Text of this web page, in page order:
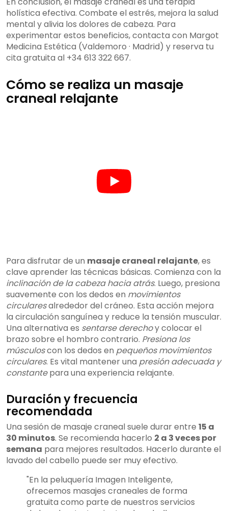
holística efectiva. Combate el estrés, mejora la salud
mental y alivia los dolores de cabeza. Para
experimentar estos beneficios, contacta con Margot
Medicina Estética (Valdemoro · Madrid) y reserva tu
cita gratuita al +34 613 322 667.
Cómo se realiza un masaje
craneal relajante
Para disfrutar de un masaje craneal relajante, es
clave aprender las técnicas básicas. Comienza con la
inclinación de la cabeza hacia atrás. Luego, presiona
suavemente con los dedos en movimientos
circularesalrededor del cráneo. Esta acción mejora
la circulación sanguínea y reduce la tensión muscular.
Una alternativa es sentarse derechoy colocar el
brazo sobre el hombro contrario. Presiona los
músculoscon los dedos en pequeños movimientos
circulares. Es vital mantener una presión adecuada y
constantepara una experiencia relajante.
Duración y frecuencia
recomendada
Una sesión de masaje craneal suele durar entre 15 a
30 minutos. Se recomienda hacerlo 2 a 3 veces por
semana para mejores resultados. Hacerlo durante el
lavado del cabello puede ser muy efectivo.
"En la peluquería Imagen Inteligente,
ofrecemos masajes craneales de forma
gratuita como parte de nuestros servicios